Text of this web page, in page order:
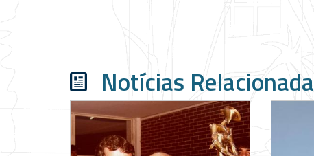
Notícias